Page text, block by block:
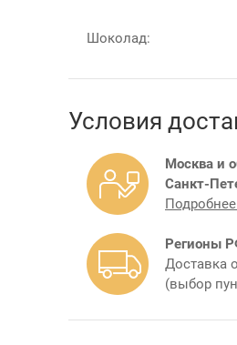
Шоколад:
Условия
Москва и
Санкт-
Регионы
Доставка
(выбор